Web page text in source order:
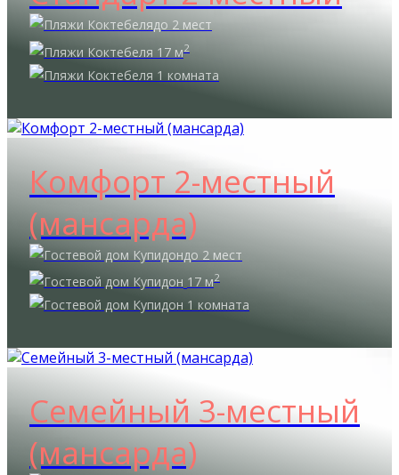
до 2 мест
17 м2
1 комната
Комфорт 2-местный
(мансарда)
до 2 мест
17 м2
1 комната
Семейный 3-местный
(мансарда)